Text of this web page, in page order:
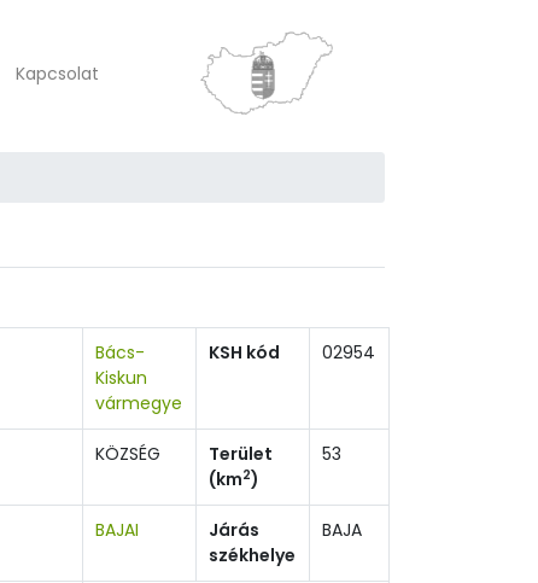
Kapcsolat
Bács-
Kiskun
vármegye
KSH kód 02954
KÖZSÉG
Terület
(km2)
53
BAJAI
Járás
székhelye
BAJA